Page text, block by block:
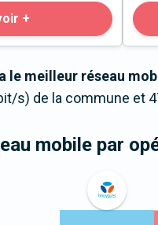
+
le meilleur réseau
s) de la commune et
mobile par